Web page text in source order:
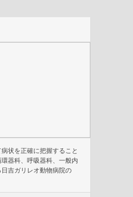
状を正確に把握すること
器科、呼吸器科、一般内
吉ガリレオ動物病院の